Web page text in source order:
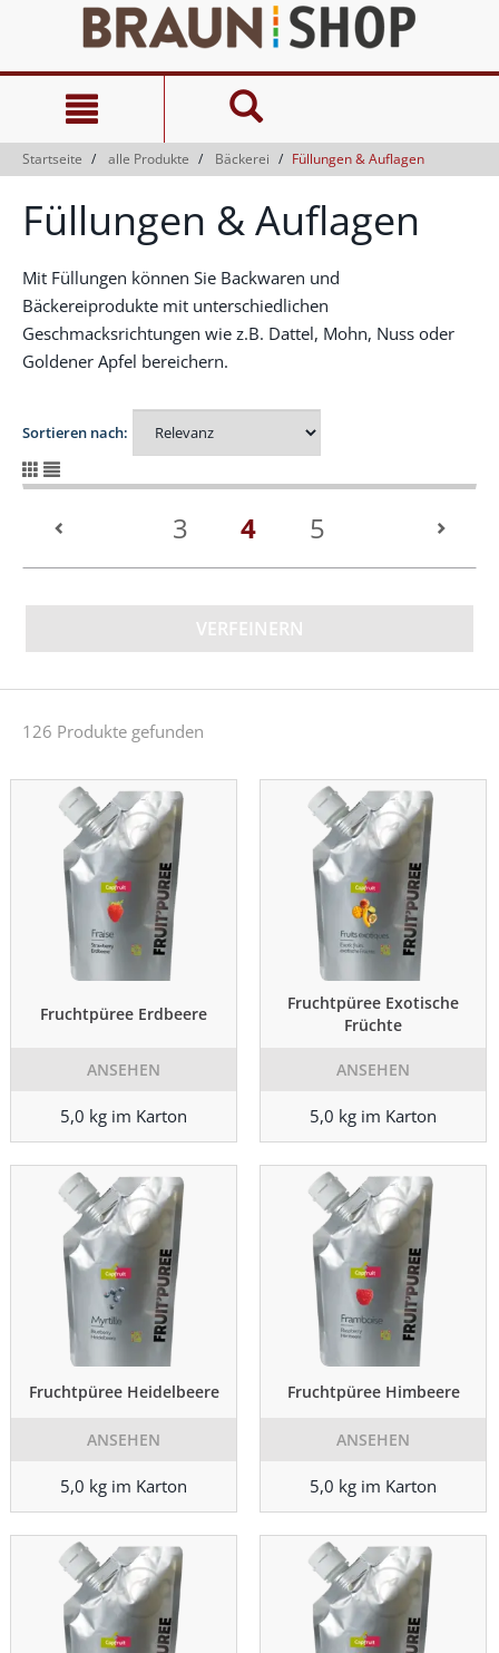
springen
Navigationsmenü
springen
Startseite alle Produkte Bäckerei Füllungen & Auflagen
Füllungen & Auflagen
Mit Füllungen können Sie Backwaren und
Bäckereiprodukte mit unterschiedlichen
Geschmacksrichtungen wie z.B. Dattel, Mohn, Nuss oder
Goldener Apfel bereichern.
Sortieren nach:
3 4(current)
5
VERFEINERN
126 Produkte gefunden
Fruchtpüree Erdbeere
ANSEHEN
5,0 kg im Karton
Fruchtpüree Exotische
Früchte
ANSEHEN
5,0 kg im Karton
Fruchtpüree Heidelbeere
ANSEHEN
5,0 kg im Karton
Fruchtpüree Himbeere
ANSEHEN
5,0 kg im Karton